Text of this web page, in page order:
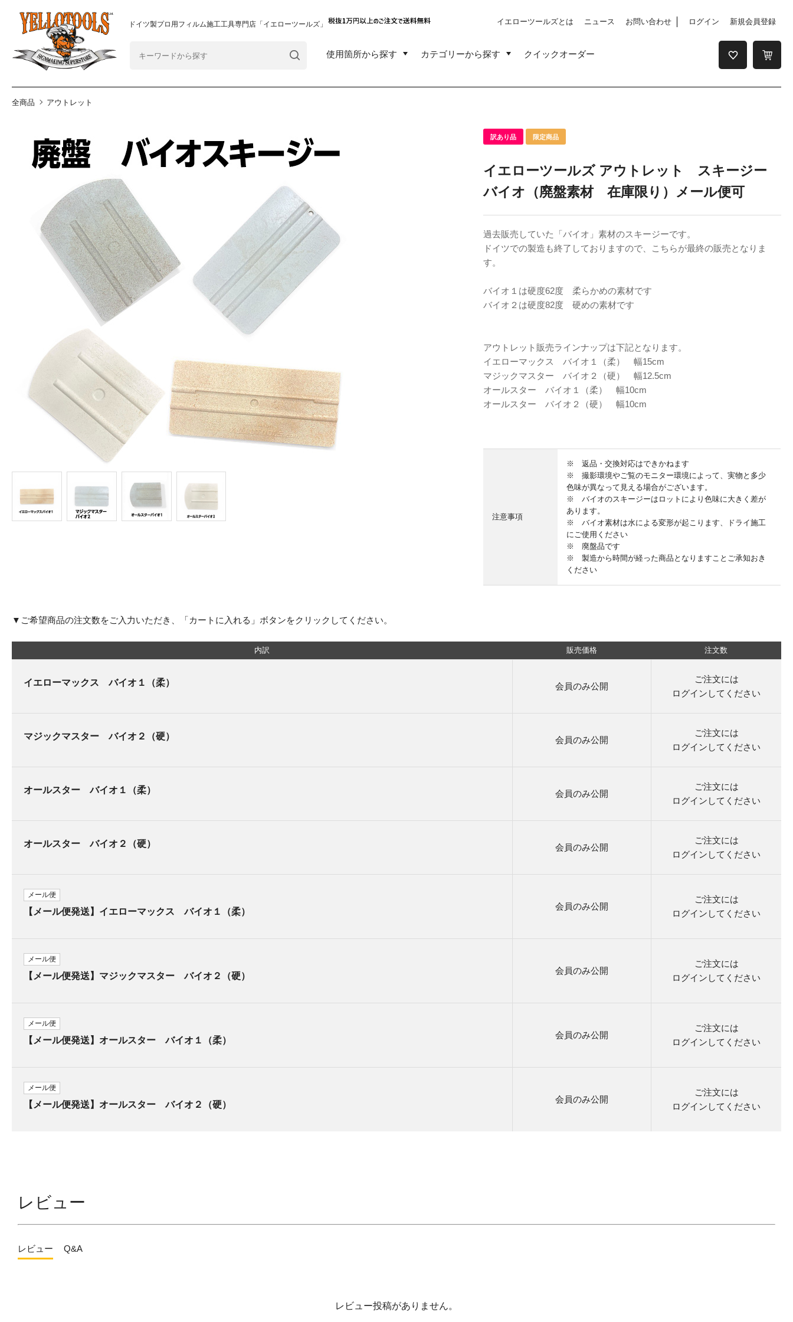
重要なおしらせ
ドイツ製プロ用フィルム施工工具専門店「イエローツールズ」 イエローツールズとは ニュース お問い合わせ ログイン 新規会員登録
使用箇所から探す カテゴリーから探す クイックオーダー
全商品 アウトレット
訳あり品
イエローツールズ アウトレット スキージー
バイオ（廃盤素材 在庫限り）メール便可
過去販売していた「バイオ」素材のスキージーです。
ドイツでの製造も終了しておりますので、こちらが最終の販売となりま
す。
バイオ１は硬度62度 柔らかめの素材です
バイオ２は硬度82度 硬めの素材です
アウトレット販売ラインナップは下記となります。
イエローマックス バイオ１（柔） 幅15cm
マジックマスター バイオ２（硬） 幅12.5cm
オールスター バイオ１（柔） 幅10cm
オールスター バイオ２（硬） 幅10cm
注意事項
※ 返品・交換対応はできかねます
※ 撮影環境やご覧のモニター環境によって、実物と多少
色味が異なって見える場合がございます。
※ バイオのスキージーはロットにより色味に大きく差が
あります。
※ バイオ素材は水による変形が起こります、ドライ施工
にご使用ください
※ 廃盤品です
※ 製造から時間が経った商品となりますことご承知おき
ください
▼ご希望商品の注文数をご入力いただき、「カートに入れる」ボタンをクリックしてください。
内訳 販売価格 注文数
イエローマックス バイオ１（柔） 会員のみ公開
ご注文には
ログイン してください
マジックマスター バイオ２（硬） 会員のみ公開
ご注文には
ログイン してください
オールスター バイオ１（柔） 会員のみ公開
ご注文には
ログイン してください
オールスター バイオ２（硬） 会員のみ公開
ご注文には
ログイン してください
メール便
【メール便発送】イエローマックス バイオ１（柔） 会員のみ公開
ご注文には
ログイン してください
メール便
【メール便発送】マジックマスター バイオ２（硬） 会員のみ公開
ご注文には
ログイン してください
メール便
【メール便発送】オールスター バイオ１（柔） 会員のみ公開
ご注文には
ログイン してください
メール便
【メール便発送】オールスター バイオ２（硬） 会員のみ公開
ご注文には
ログイン してください
レビュー
レビュー Q&A
レビュー投稿がありません。